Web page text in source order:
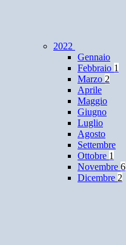
2022
Gennaio
Febbraio 1
Marzo 2
Aprile
Maggio
Giugno
Luglio
Agosto
Settembre
Ottobre 1
Novembre 6
Dicembre 2